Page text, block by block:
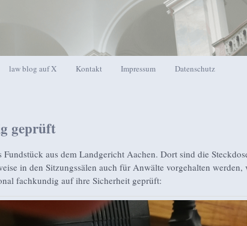
law blog auf X Kontakt Impressum Datenschutz
geprüft
Fundstück aus dem Landgericht Aachen. Dort sind die
in den Sitzungssälen auch für Anwälte vorgehalten werden,
fachkundig auf ihre Sicherheit geprüft: